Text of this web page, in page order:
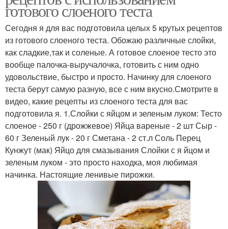
готового слоеного теста
Сегодня я для вас подготовила целых 5 крутых рецептов
из готового слоеного теста. Обожаю различные слойки,
как сладкие,так и соленые. А готовое слоеное тесто это
вообще палочка-выручалочка, готовить с ним одно
удовольствие, быстро и просто. Начинку для слоеного
теста берут самую разную, все с ним вкусно.Смотрите в
видео, какие рецепты из слоеного теста для вас
подготовила я. 1.Слойки с яйцом и зеленым луком: Тесто
слоеное - 250 г (дрожжевое) Яйца вареные - 2 шт Сыр -
60 г Зеленый лук - 20 г Сметана - 2 ст.л Соль Перец
Кунжут (мак) Яйцо для смазывания Слойки с я йцом и
зеленым луком - это просто находка, моя любимая
начинка. Настоящие ленивые пирожки.